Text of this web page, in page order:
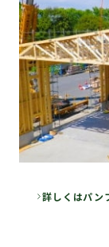
詳しくはパン